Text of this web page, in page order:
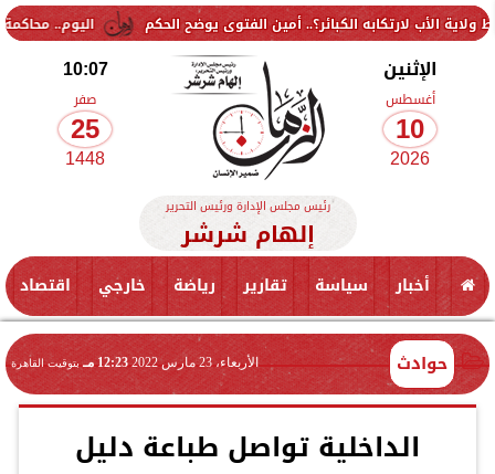
اليوم.. محاكمة 9 متهمين في قضية «جماعة إرهابية» بالتجمع الخامس الكبائر؟.. أمين الفتوى يوضح الحكم
الإثنين
أغسطس
10
2026
10:07
صفر
25
1448
رئيس مجلس الإدارة ورئيس التحرير
إلهام شرشر
أخبار سياسة تقارير رياضة خارجي اقتصاد
حوادث الأربعاء، 23 مارس 2022 12:23 مـ بتوقيت القاهرة
الداخلية تواصل طباعة دليل